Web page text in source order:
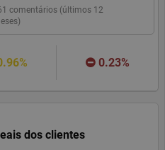
comentários (últimos 12
0.23%
dos clientes